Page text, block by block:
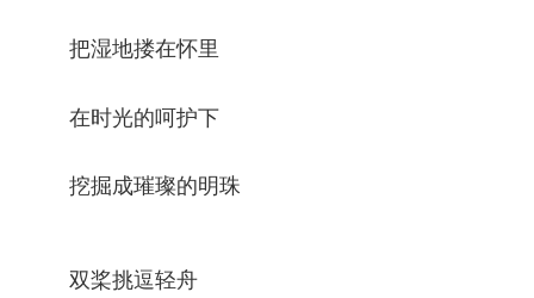
把湿地搂在怀里
在时光的呵护下
挖掘成璀璨的明珠
双桨挑逗轻舟